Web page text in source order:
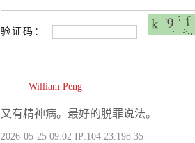
验证码：
William Peng
又有精神病。最好的脱罪说法。
2026-05-25 09:02 IP:104.23.198.35